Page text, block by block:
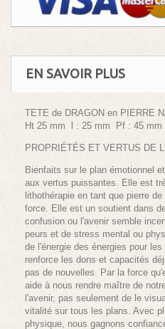
EN SAVOIR PLUS
TETE de DRAGON en PIERRE
Ht 25 mm l : 25 mm Pf : 45
PROPRIÉTÉS ET VERTUS DE
Bienfaits sur le plan émotionnel
aux vertus puissantes. Elle est
lithothérapie en tant que pierre
force. Elle est un soutient dans
confusion ou l'avenir semble
peurs et de stress mental ou
de l'énergie des énergies pour
renforce les dons et capacités
pas de nouvelles. Par la force
aide à nous rendre maître de
l'avenir, pas seulement de le
vitalité sur tous les plans. Avec
physique, nous gagnons